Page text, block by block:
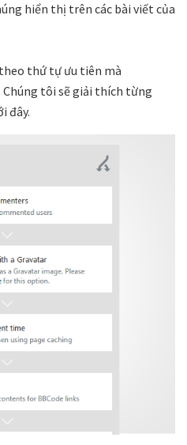
hiển thị trên các bài viết của
theo thứ tự ưu tiên mà
tôi sẽ giải thích từng
đây.